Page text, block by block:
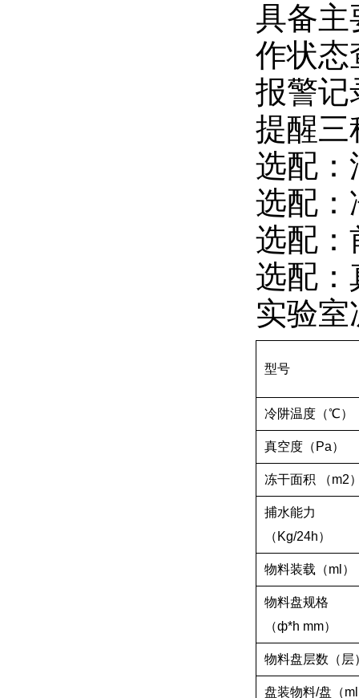
具备主
作状态
报警记
提醒三
选配：
选配：
选配：
选配：
实验
型号
冷阱温度（℃）
真空度（Pa）
冻干面积 （m2
捕水能力
（Kg/24h）
物料装载（ml）
物料盘规格
（ф*h mm）
物料盘层数（层
盘装物料/盘（